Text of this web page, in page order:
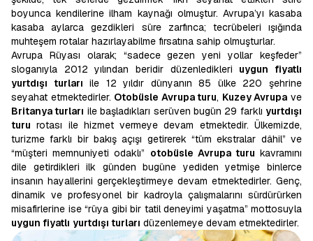
boyunca kendilerine ilham kaynağı olmuştur. Avrupa’yı kasaba
kasaba aylarca gezdikleri süre zarfınca; tecrübeleri ışığında
muhteşem rotalar hazırlayabilme fırsatına sahip olmuşturlar.
Avrupa Rüyası olarak; “sadece gezen yeni yollar keşfeder”
sloganıyla 2012 yılından beridir düzenledikleri uygun fiyatlı
yurtdışı turları ile 12 yıldır dünyanın 85 ülke 220 şehrine
seyahat etmektedirler. Otobüsle Avrupa turu, Kuzey Avrupa ve
Britanya turları ile başladıkları serüven bugün 29 farklı yurtdışı
turu rotası ile hizmet vermeye devam etmektedir. Ülkemizde,
turizme farklı bir bakış açışı getirerek “tüm ekstralar dâhil” ve
“müşteri memnuniyeti odaklı” otobüsle Avrupa turu kavramını
dile getirdikleri ilk günden bugüne yediden yetmişe binlerce
insanın hayallerini gerçekleştirmeye devam etmektedirler. Genç,
dinamik ve profesyonel bir kadroyla çalışmalarını sürdürürken
misafirlerine ise “rüya gibi bir tatil deneyimi yaşatma” mottosuyla
uygun fiyatlı yurtdışı turları düzenlemeye devam etmektedirler.